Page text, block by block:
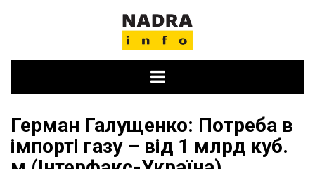
Герман Галущенко: Потреба в
імпорті газу – від 1 млрд куб.